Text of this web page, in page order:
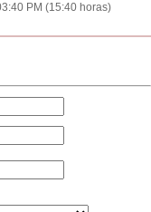
PM (15:40 horas)